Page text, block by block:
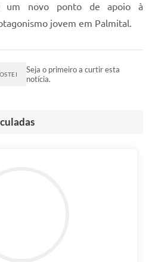
um novo ponto de apoio à
jovem em Palmital.
Seja o primeiro a curtir esta
notícia.